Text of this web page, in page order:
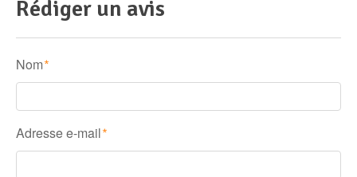
Rédiger un avis
Nom *
Adresse e-mail *